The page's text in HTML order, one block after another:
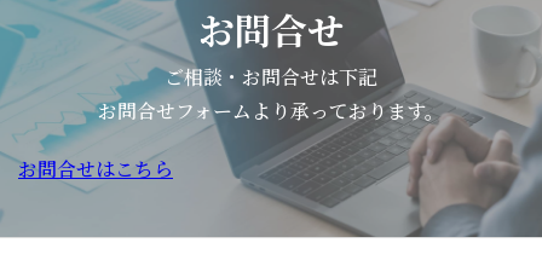
お問合せ
ご相談・お問合せは下記
お問合せフォームより承っております。
お問合せはこちら